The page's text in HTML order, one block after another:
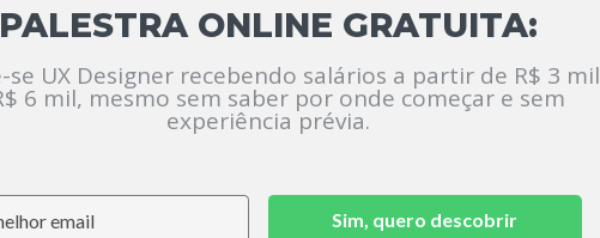
PALESTRA ONLINE GRATUITA:
se UX Designer recebendo salários a partir de R$ 3 mil
6 mil, mesmo sem saber por onde começar e sem
experiência prévia.
Sim, quero descobrir